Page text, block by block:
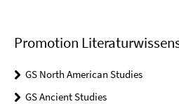
Promotion
GS North American Studies
GS Ancient Studies